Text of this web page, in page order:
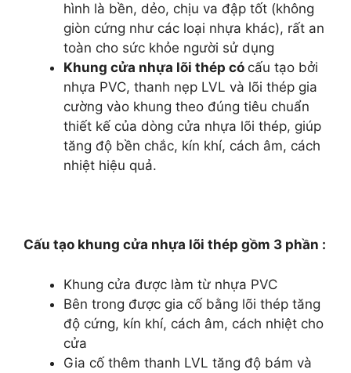
hình là bền, dẻo, chịu va đập tốt (không
giòn cứng như các loại nhựa khác), rất an
toàn cho sức khỏe người sử dụng
Khung cửa nhựa lõi thép có cấu tạo bởi
nhựa PVC, thanh nẹp LVL và lõi thép gia
cường vào khung theo đúng tiêu chuẩn
thiết kế của dòng cửa nhựa lõi thép, giúp
tăng độ bền chắc, kín khí, cách âm, cách
nhiệt hiệu quả.
Cấu tạo khung cửa nhựa lõi thép gồm 3 phần :
Khung cửa được làm từ nhựa PVC
Bên trong được gia cố bằng lõi thép tăng
độ cứng, kín khí, cách âm, cách nhiệt cho
cửa
Gia cố thêm thanh LVL tăng độ bám và